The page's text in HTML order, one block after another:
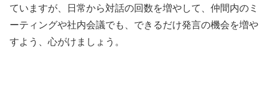
ていますが、日常から対話の回数を増やして、仲間内のミ
ーティングや社内会議でも、できるだけ発言の機会を増や
すよう、心がけましょう。